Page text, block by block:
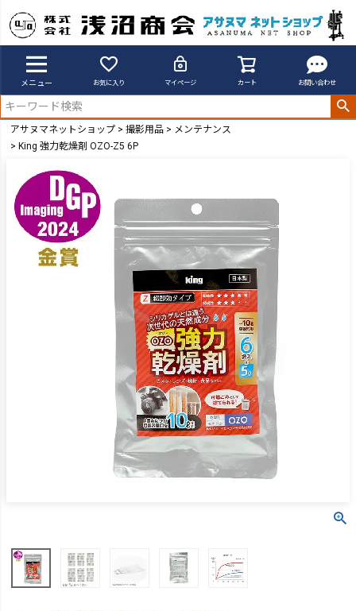
メニュー お気に入り マイページ カート お問い合わせ
アサヌマネットショップ 撮影用品
メンテナンス
King 強力乾燥剤 OZO-Z5 6P